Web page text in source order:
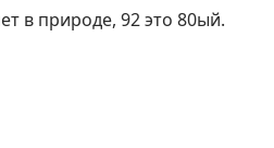
в природе, 92 это 80ый.